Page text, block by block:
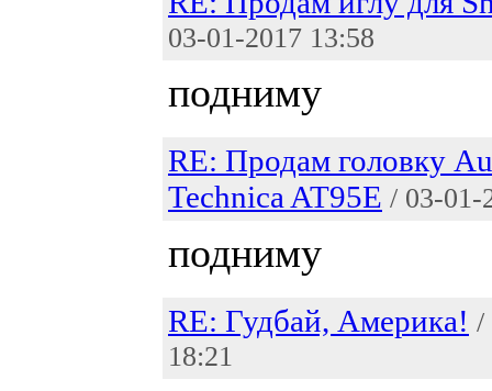
03-01-2017 13:58
подниму
RE: Продам головку
Technica AT95E / 03-01-
подниму
RE: Гудбай, Америка! /
18:21